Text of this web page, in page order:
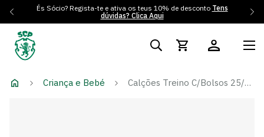
És Sócio? Regista-te e ativa os teus 10% de desconto Tens
dúvidas? Clica Aqui
Criança e Bebé Calções Treino C/Bolsos 25/26 - Criança